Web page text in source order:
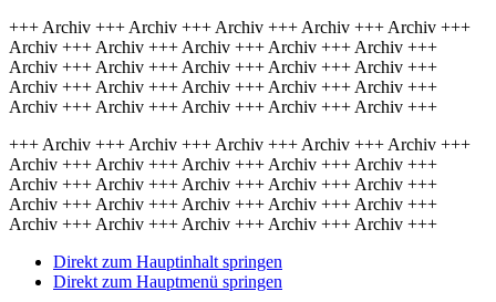
+++ Archiv +++ Archiv +++ Archiv +++ Archiv +++ Archiv +++
Archiv +++ Archiv +++ Archiv +++ Archiv +++ Archiv +++
Archiv +++ Archiv +++ Archiv +++ Archiv +++ Archiv +++
Archiv +++ Archiv +++ Archiv +++ Archiv +++ Archiv +++
Archiv +++ Archiv +++ Archiv +++ Archiv +++ Archiv +++
+++ Archiv +++ Archiv +++ Archiv +++ Archiv +++ Archiv +++
Archiv +++ Archiv +++ Archiv +++ Archiv +++ Archiv +++
Archiv +++ Archiv +++ Archiv +++ Archiv +++ Archiv +++
Archiv +++ Archiv +++ Archiv +++ Archiv +++ Archiv +++
Archiv +++ Archiv +++ Archiv +++ Archiv +++ Archiv +++
Direkt zum Hauptinhalt springen
Direkt zum Hauptmenü springen